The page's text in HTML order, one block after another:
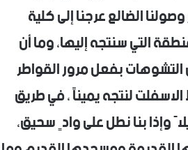
الضالع عرجنا إلى كلية
التي سنتجه إليها، وما أن
بفعل مرور القواطر
لنتجه يميناً ، في طريق
وإذا بنا نطل على وادٍ سحيق،